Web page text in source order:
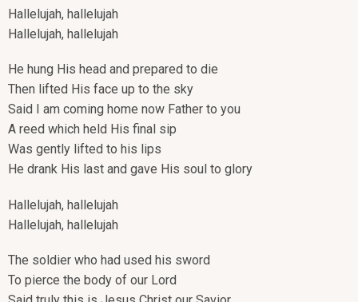
Hallelujah, hallelujah
Hallelujah, hallelujah
He hung His head and prepared to die
Then lifted His face up to the sky
Said I am coming home now Father to you
A reed which held His final sip
Was gently lifted to his lips
He drank His last and gave His soul to glory
Hallelujah, hallelujah
Hallelujah, hallelujah
The soldier who had used his sword
To pierce the body of our Lord